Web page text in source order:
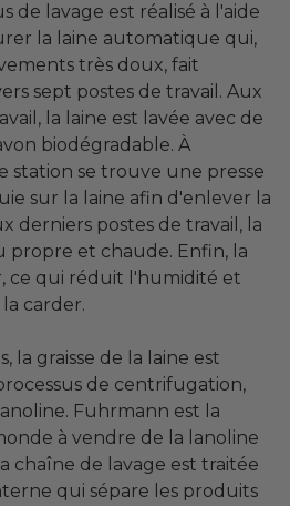
de lavage est réalisé à l'aide
la laine automatique qui,
très doux, fait
sept postes de travail. Aux
la laine est lavée avec de
biodégradable. À
station se trouve une presse
sur la laine afin d'enlever la
derniers postes de travail, la
propre et chaude. Enfin, la
ce qui réduit l'humidité et
carder.
la graisse de la laine est
de centrifugation,
Fuhrmann est la
à vendre de la lanoline
chaîne de lavage est traitée
qui sépare les produits